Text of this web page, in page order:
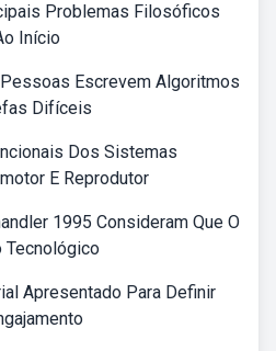
Problemas Filosóficos
Início
Escrevem Algoritmos
Difíceis
Dos Sistemas
E Reprodutor
1995 Consideram Que O
Tecnológico
Apresentado Para Definir